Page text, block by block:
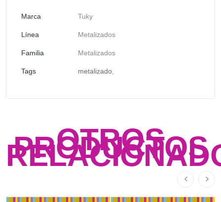
Marca Tuky
Línea Metalizados
Familia Metalizados
Tags metalizado
OTROS
PRODUCTOS